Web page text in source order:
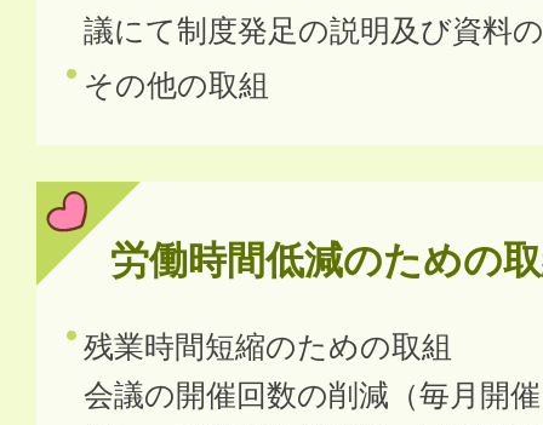
議にて制度発足の説明及び資料
その他の取組
労働時間低減のための
残業時間短縮のための取組
会議の開催回数の削減（毎月開